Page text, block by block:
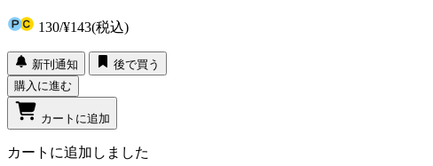
130/¥143(税込)
新刊通知
後で買う
購入に進む
カートに追加
カートに追加しました